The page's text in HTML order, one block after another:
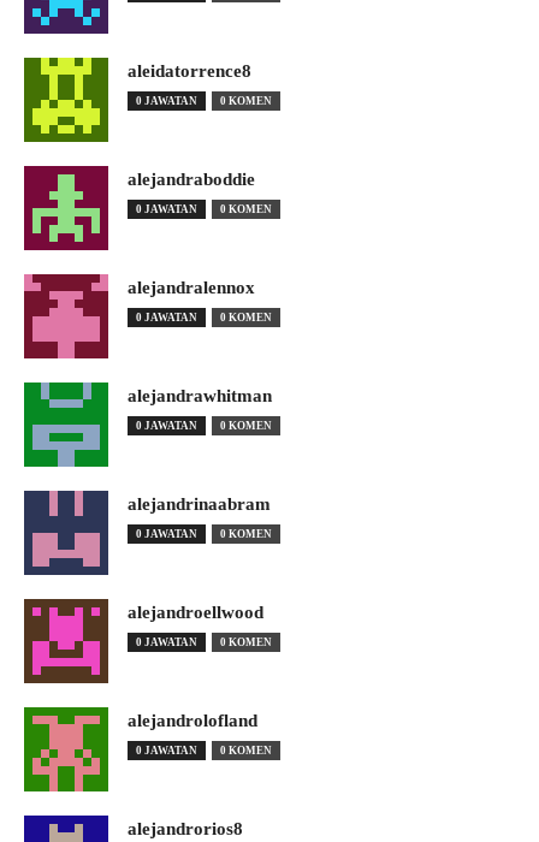
aleidatorrence8
0 JAWATAN 0 KOMEN
alejandraboddie
0 JAWATAN 0 KOMEN
alejandralennox
0 JAWATAN 0 KOMEN
alejandrawhitman
0 JAWATAN 0 KOMEN
alejandrinaabram
0 JAWATAN 0 KOMEN
alejandroellwood
0 JAWATAN 0 KOMEN
alejandrolofland
0 JAWATAN 0 KOMEN
alejandrorios8